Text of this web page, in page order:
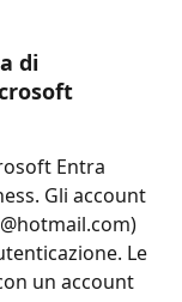
di
Entra
Gli account
Le
un account